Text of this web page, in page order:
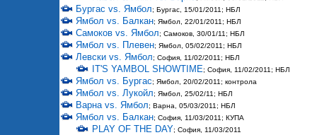
Бургас vs. Ямбол; Бургас, 15/01/2011; НБЛ
Ямбол vs. Балкан; Ямбол, 22/01/2011; НБЛ
Самоков vs. Ямбол; Самоков, 30/01/11; НБЛ
Ямбол vs. Плевен; Ямбол, 05/02/2011; НБЛ
Левски vs. Ямбол; София, 11/02/2011; НБЛ
IT'S YAMBOL SHOWTIME; София, 11/02/2011; НБЛ
Ямбол vs. Бургас; Ямбол, 20/02/2011; контрола
Ямбол vs. Лукойл; Ямбол, 25/02/11; НБЛ
Варна vs. Ямбол; Варна, 05/03/2011; НБЛ
Ямбол vs. Балкан; София, 11/03/2011; КУПА
PLAY OF THE DAY; София, 11/03/2011